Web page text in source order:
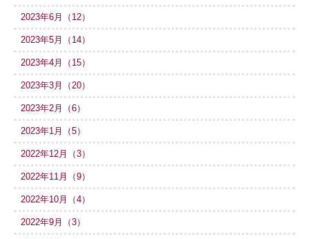
2023年6月（12）
2023年5月（14）
2023年4月（15）
2023年3月（20）
2023年2月（6）
2023年1月（5）
2022年12月（3）
2022年11月（9）
2022年10月（4）
2022年9月（3）